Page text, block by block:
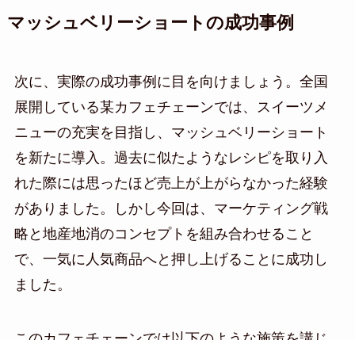
マッシュベリーショートの成功事例
次に、実際の成功事例に目を向けましょう。全国
展開している某カフェチェーンでは、スイーツメ
ニューの充実を目指し、マッシュベリーショート
を新たに導入。過去に似たようなレシピを取り入
れた際には思ったほど売上が上がらなかった経験
がありました。しかし今回は、マーケティング戦
略と地産地消のコンセプトを組み合わせること
で、一気に人気商品へと押し上げることに成功し
ました。